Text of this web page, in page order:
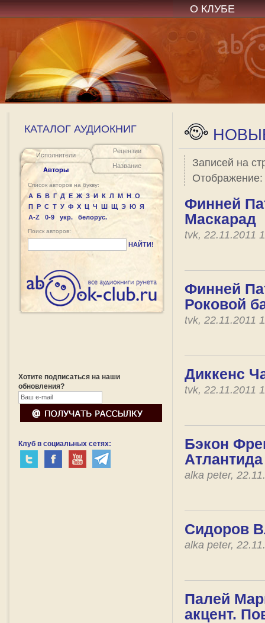
О КЛУБЕ
КАТАЛОГ АУДИОКНИГ
Исполнители
Авторы
Рецензии
Название
Список авторов на букву:
А Б В Г Д Е Ж З И К Л М Н О
П Р С Т У Ф Х Ц Ч Ш Щ Э Ю Я
A-Z
0-9 укр. белорус.
Поиск авторов:
НАЙТИ!
Хотите подписаться на наши
обновления?
Клуб в социальных сетях:
Записей на
Отображение:
Финней
Маскарад
tvk, 22.11.2011
Финней
Роковой
tvk, 22.11.2011
Диккенс
tvk, 22.11.2011
Бэкон
Атлантида
alka peter,
Сидоров
alka peter,
Палей
акцент.